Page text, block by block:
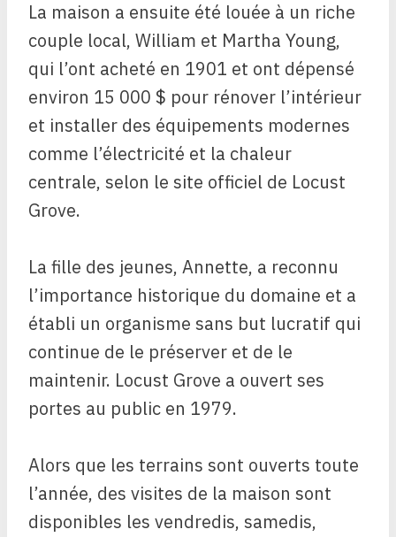
La maison a ensuite été louée à un riche
couple local, William et Martha Young,
qui l’ont acheté en 1901 et ont dépensé
environ 15 000 $ pour rénover l’intérieur
et installer des équipements modernes
comme l’électricité et la chaleur
centrale, selon le site officiel de Locust
Grove.
La fille des jeunes, Annette, a reconnu
l’importance historique du domaine et a
établi un organisme sans but lucratif qui
continue de le préserver et de le
maintenir. Locust Grove a ouvert ses
portes au public en 1979.
Alors que les terrains sont ouverts toute
l’année, des visites de la maison sont
disponibles les vendredis, samedis,